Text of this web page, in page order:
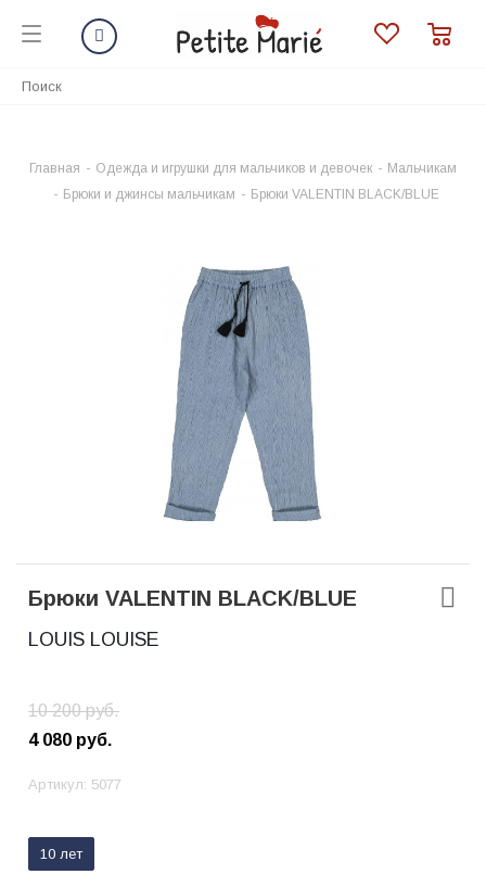
Главная - Одежда и игрушки для мальчиков и девочек - Мальчикам
- Брюки и джинсы мальчикам - Брюки VALENTIN BLACK/BLUE
Брюки VALENTIN BLACK/BLUE
LOUIS LOUISE
10 200руб.
4 080 руб.
Артикул: 5077
10 лет